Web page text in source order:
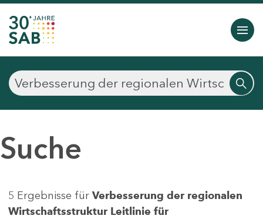
Suche
5 Ergebnisse für Verbesserung der regionalen
Wirtschaftsstruktur Leitlinie für